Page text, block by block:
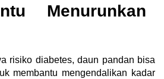
Menurunkan
risiko diabetes, daun pandan bisa
membantu mengendalikan kadar